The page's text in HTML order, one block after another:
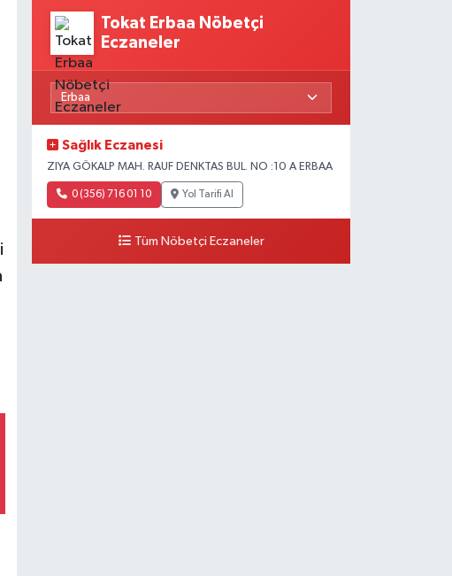
Tokat Erbaa Nöbetçi
Eczaneler
Sağlık Eczanesi
ZIYA GÖKALP MAH. RAUF DENKTAS BUL. NO :10 A ERBAA
0 (356) 716 01 10 Yol Tarifi Al
Tüm Nöbetçi Eczaneler